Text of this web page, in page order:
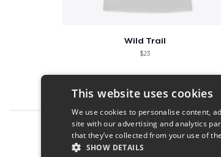
Wild Trail
$23
Report this product
This website uses cookies
We use cookies to personalise content,
site with our advertising and analytics
that they’ve collected from your use of
SHOW DETAILS